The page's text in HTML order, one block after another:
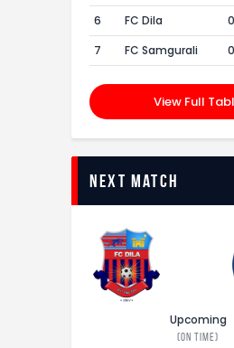
6 FC Dila 0
7
FC Samgurali 0
View Full
Next Match
Upcoming
(On time)